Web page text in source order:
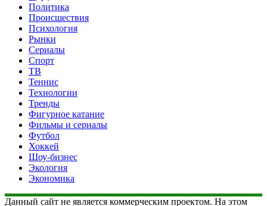
Политика
Происшествия
Психология
Рынки
Сериалы
Спорт
ТВ
Теннис
Технологии
Тренды
Фигурное катание
Фильмы и сериалы
Футбол
Хоккей
Шоу-бизнес
Экология
Экономика
Данный сайт не является коммерческим проектом. На этом